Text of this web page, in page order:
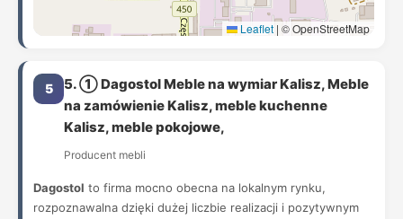
Leaflet | © OpenStreetMap
5
5. ① Dagostol Meble na wymiar Kalisz, Meble
na zamówienie Kalisz, meble kuchenne
Kalisz, meble pokojowe,
Producent mebli
Dagostol to firma mocno obecna na lokalnym rynku,
rozpoznawalna dzięki dużej liczbie realizacji i pozytywnym